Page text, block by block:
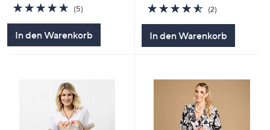
4.6
von
(5)5
In den Warenkorb
4.5
von
(2)
In den Warenkorb